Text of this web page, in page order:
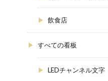
飲食店
すべての看板
LEDチャンネル文字